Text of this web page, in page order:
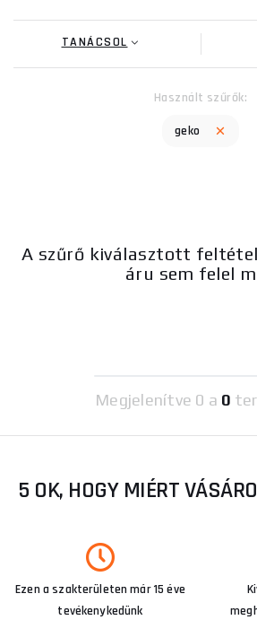
TANÁCSOL
Használt szűrők:
geko
A szűrő kiválasztott
áru sem felel
Megjelenítve 0 a 0
5 OK, HOGY MIÉRT
Ezen a szakterületen már 15 éve
tevékenykedünk